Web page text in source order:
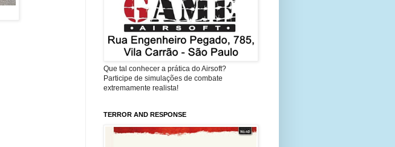
Que tal conhecer a prática do Airsoft?
Participe de simulações de combate
extremamente realista!
TERROR AND RESPONSE